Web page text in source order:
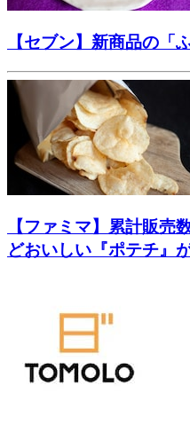
【セブン】新商品の「
【ファミマ】累計販売
どおいしい『ポテチ』